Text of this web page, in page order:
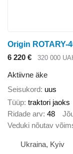
Origin ROTARY-
6 220 €
320 000
Aktiivne äke
Seisukord uus
Tüüp traktori jaoks
Ridade arv 48
Veduki nõutav
Ukraina, Kyiv